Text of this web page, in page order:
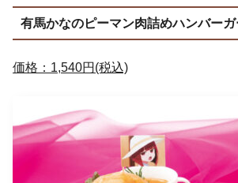
有馬かなのピーマン肉詰めハンバーガ
価格：1,540円(税込)